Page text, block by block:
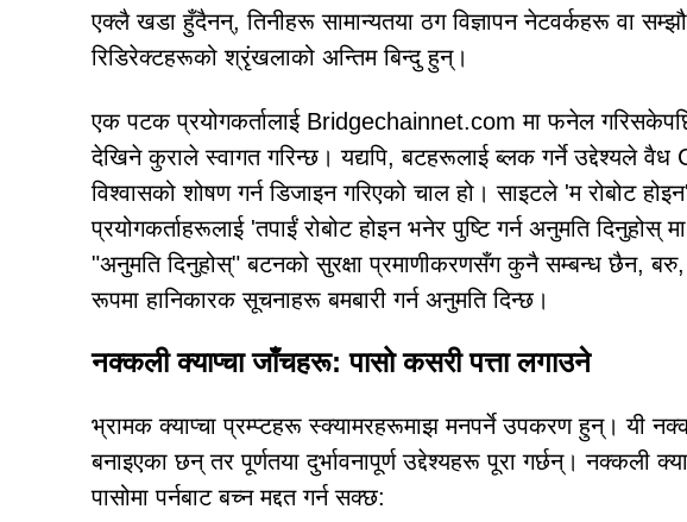
एक्लै खडा हुँदैनन्, तिनीहरू सामान्यतया ठग विज्ञापन नेटवर्कहरू वा
रिडिरेक्टहरूको श्रृंखलाको अन्तिम बिन्दु हुन्।
एक पटक प्रयोगकर्तालाई Bridgechainnet.com मा फनेल
देखिने कुराले स्वागत गरिन्छ। यद्यपि, बटहरूलाई ब्लक गर्ने उद्देश्यले
विश्वासको शोषण गर्न डिजाइन गरिएको चाल हो। साइटले 'म रोबोट
प्रयोगकर्ताहरूलाई 'तपाईं रोबोट होइन भनेर पुष्टि गर्न अनुमति दिनुहोस्
"अनुमति दिनुहोस्" बटनको सुरक्षा प्रमाणीकरणसँग कुनै सम्बन्ध छैन, बरु,
रूपमा हानिकारक सूचनाहरू बमबारी गर्न अनुमति दिन्छ।
नक्कली क्याप्चा जाँचहरू: पासो कसरी पत्ता लगाउने
भ्रामक क्याप्चा प्रम्प्टहरू स्क्यामरहरूमाझ मनपर्ने उपकरण हुन्। यी
बनाइएका छन् तर पूर्णतया दुर्भावनापूर्ण उद्देश्यहरू पूरा गर्छन्। नक्कली
पासोमा पर्नबाट बच्न मद्दत गर्न सक्छ: